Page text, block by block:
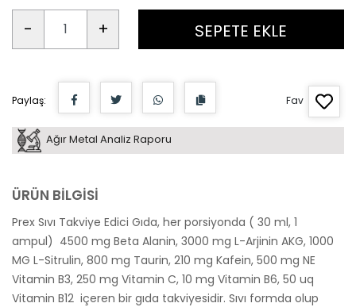
- + SEPETE EKLE
Paylaş: Fav
Ağır Metal Analiz Raporu
ÜRÜN BİLGİSİ
Prex Sıvı Takviye Edici Gıda, her porsiyonda ( 30 ml, 1
ampul) 4500 mg Beta Alanin, 3000 mg L-Arjinin AKG, 1000
MG L-Sitrulin, 800 mg Taurin, 210 mg Kafein, 500 mg NE
Vitamin B3, 250 mg Vitamin C, 10 mg Vitamin B6, 50 uq
Vitamin B12 içeren bir gıda takviyesidir. Sıvı formda olup